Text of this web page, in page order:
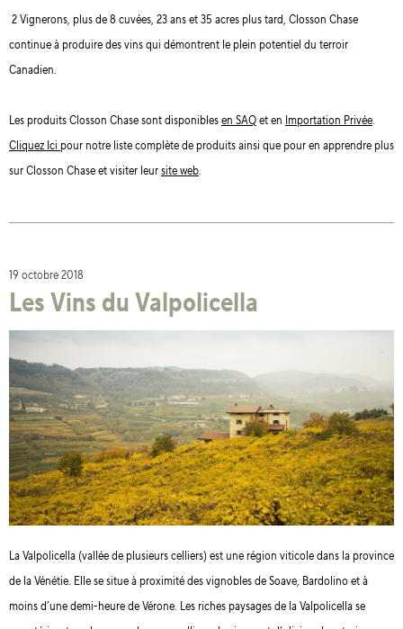
2 Vignerons, plus de 8 cuvées, 23 ans et 35 acres plus tard, Closson Chase
continue à produire des vins qui démontrent le plein potentiel du terroir
Canadien.
Les produits Closson Chase sont disponiblesen SAQet en Importation Privée.
Cliquez Ici pour notre liste complète de produits ainsi que pour en apprendre plus
sur Closson Chase et visiter leursite web.
19 octobre 2018
Les Vins du Valpolicella
La Valpolicella (vallée de plusieurs celliers) est une région viticole dans la province
de la Vénétie. Elle se situe à proximité des vignobles de Soave, Bardolino et à
moins d’une demi-heure de Vérone. Les riches paysages de la Valpolicella se